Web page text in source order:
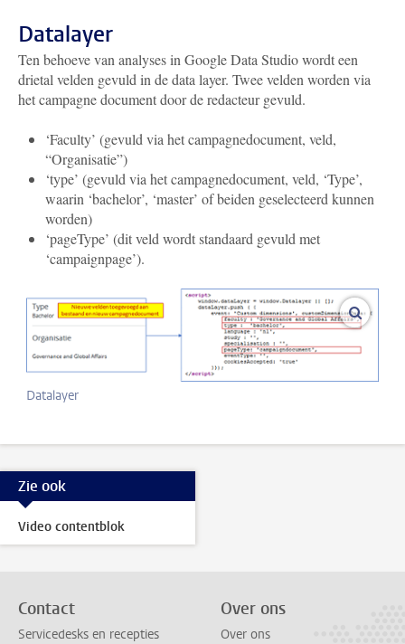
Datalayer
Ten behoeve van analyses in Google Data Studio wordt een
drietal velden gevuld in de data layer. Twee velden worden via
het campagne document door de redacteur gevuld.
‘Faculty’ (gevuld via het campagnedocument, veld,
“Organisatie”)
‘type’ (gevuld via het campagnedocument, veld, ‘Type’,
waarin ‘bachelor’, ‘master’ of beiden geselecteerd kunnen
worden)
‘pageType’ (dit veld wordt standaard gevuld met
‘campaignpage’).
Datalayer
Zie ook
Video contentblok
Contact
Servicedesks en recepties
Over ons
Over ons